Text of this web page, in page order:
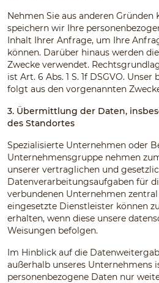
Nehmen Sie aus anderen Gründen
speichern wir Ihre
Inhalt Ihrer Anfrage, um Ihre
können. Darüber hinaus werden
Zwecke verwendet.
ist Art. 6 Abs. 1 S. 1f DSGVO.
folgt aus den vorgenannten
3. Übermittlung der Daten,
des Standortes
Spezialisierte Unternehmen oder
Unternehmensgruppe nehmen
unserer vertraglichen und
Datenverarbeitungsaufgaben für
verbundenen Unternehmen
eingesetzte Dienstleister können
erhalten, wenn diese unsere
Weisungen befolgen.
Im Hinblick auf die
außerhalb unseres Unternehmens
personenbezogene Daten nur